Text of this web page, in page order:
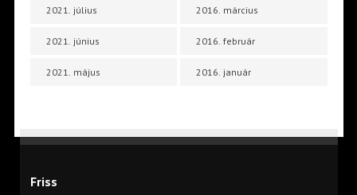
2021. július
2021. június
2021. május
2016. március
2016. február
2016. január
Friss